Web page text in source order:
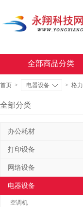
全部商品分类
首页 > 电器设备 > 格力
全部分类
办公耗材
打印设备
网络设备
电器设备
空调机